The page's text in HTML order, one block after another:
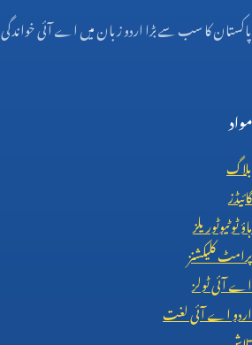
پاکستان کا سب سے بڑا اردو زبان میں اے آئی
مواد
بلاگ
گائیڈز
ہاؤ ٹو ٹیوٹوریلز
پرامٹ کلیکشنز
اے آئی ٹولز
اردو اے آئی لغت